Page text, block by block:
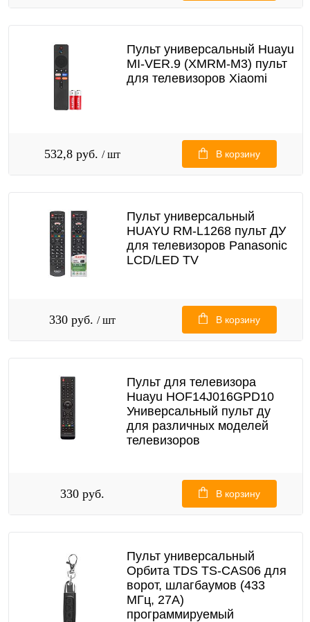
Пульт универсальный Huayu
MI-VER.9 (XMRM-M3) пульт
для телевизоров Xiaomi
532,8 руб. / шт В корзину
Пульт универсальный
HUAYU RM-L1268 пульт ДУ
для телевизоров Panasonic
LCD/LED TV
330 руб. / шт В корзину
Пульт для телевизора
Huayu HOF14J016GPD10
Универсальный пульт ду
для различных моделей
телевизоров
330 руб. В корзину
Пульт универсальный
Орбита TDS TS-CAS06 для
ворот, шлагбаумов (433
МГц, 27А)
программируемый